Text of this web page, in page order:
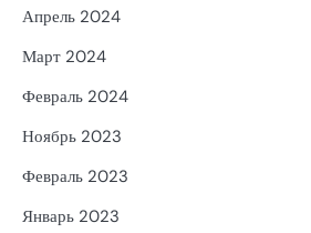
Апрель 2024
Март 2024
Февраль 2024
Ноябрь 2023
Февраль 2023
Январь 2023